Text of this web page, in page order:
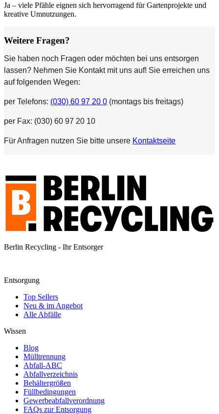
Ja – viele Pfähle eignen sich hervorragend für Gartenprojekte und
kreative Umnutzungen.
Weitere Fragen?
Sie haben noch Fragen oder möchten bei uns entsorgen
lassen? Nehmen Sie Kontakt mit uns auf! Sie erreichen uns
auf folgenden Wegen:
per Telefons: (030) 60 97 20 0 (montags bis freitags)
per Fax: (030) 60 97 20 10
Für Anfragen nutzen Sie bitte unsere Kontaktseite
Berlin Recycling - Ihr Entsorger
Entsorgung
Top Sellers
Neu & im Angebot
Alle Abfälle
Wissen
Blog
Mülltrennung
Abfall-ABC
Abfallverzeichnis
Behältergrößen
Füllbedingungen
Gewerbeabfallverordnung
FAQs zur Entsorgung